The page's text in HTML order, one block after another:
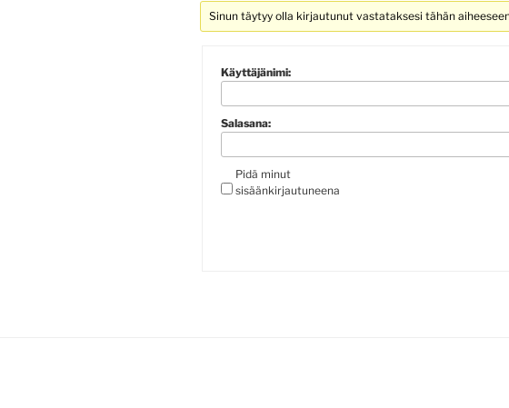
Sinun täytyy olla kirjautunut vastataksesi tähän
Käyttäjänimi:
Salasana:
Pidä minut
sisäänkirjautuneena